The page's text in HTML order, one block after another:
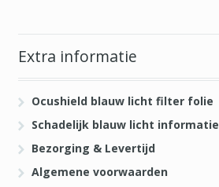
Extra informatie
Ocushield blauw licht filter folie
Schadelijk blauw licht informatie
Bezorging & Levertijd
Algemene voorwaarden